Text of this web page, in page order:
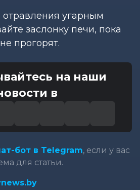
угарным
заслонку печи, пока
прогорят.
на наши
в
бот в Telegram, если у вас
для статьи.